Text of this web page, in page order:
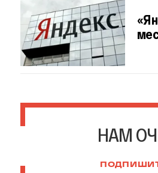
НАМ